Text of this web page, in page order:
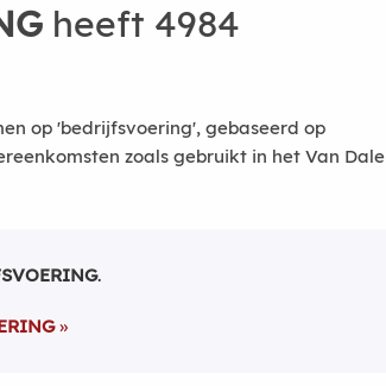
heeft 4984
op 'bedrijfsvoering', gebaseerd op
zoals gebruikt in het Van Dale
.